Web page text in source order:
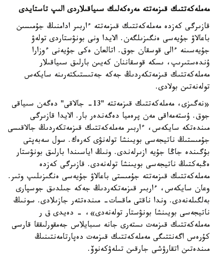
مەملەكەتتىك قىزمەتتە مەرەكەلىك سىياقىلاردى الىپ تاستايدى
قازىرگى كەزدە مەملەكەتتىك قىزمەتتە ءاربىر ادامنىڭ جۇمىسىن
باعالاۋ جۇيەسى ەنگىزىلگەن. الايدا ونى بونۋستاردى تولەۋ
جۇيەسىنە ءالى قوسقان جوق. اتالعان ەكى جۇيەنى ءوزارا
ۇندەستىرىپ، ىسكە قوسقاننان كەيىن بارلىق سىياقىلار
مەملەكەتتىك قىزمەتكەردىڭ جەكە جەتىستىكتەرىنە سايكەس
تولەنەتىن بولادى.
«نەگىزى، مەملەكەتتىك قىزمەتتە "13- جالاقى" دەگەن سىياقى
جوق. ۇستەمەاقى مەن پرەميا دەگەندەر بار. الايدا قازىرگى
مىندەتكە سايكەس، ءاربىر مەملەكەتتىك قىزمەتكەردىڭ جالاقىسى
جۇمىستىڭ ناتيجەسى بويىنشا تولەنۋى كەرەك. سول سەبەپتى
بۇگىندە جاڭا جۇيە ازىرلەندى. ونىڭ اياسىندا بارلىق بونۋستار
ەڭبەكتىڭ ناتيجەسى بويىنشا تولەنەدى. قازىرگى كەزدە
مەملەكەتتىك قىزمەتتە جۇمىستى باعالاۋ جۇيەسى ەنگىزىلىپ وتىر.
وعان سايكەس، ءاربىر قىزمەتكەردىڭ جەكە جىلدىق جوسپارى
بەلگىلەنەدى. وندا ناقتى ماقسات- مىندەتتەر جازىلادى. سونىڭ
ناتيجەسى بويىنشا بونۋستار تولەنەدى»، - دەيدى ق ر
مەملەكەتتىك قىزمەت ىستەرى جانە سىبايلاس جەمقورلىققا قارسى
كۇرەس اگەنتتىگى مەملەكەتتىك قىزمەت دەپارتامەنتىنىڭ
مىندەتىن اتقارۋشى جارقىن تىلەۋكەنوۆ.